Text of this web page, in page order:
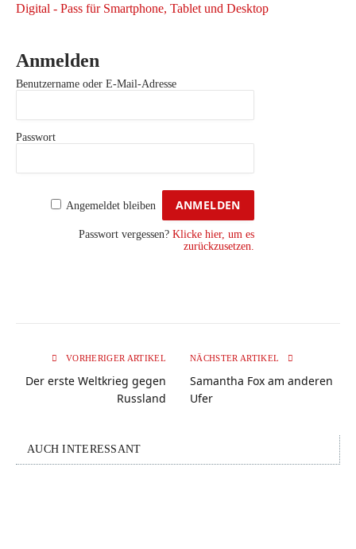
Digital - Pass für Smartphone, Tablet und Desktop
Anmelden
Benutzername oder E-Mail-Adresse
Passwort
Angemeldet bleiben
Passwort vergessen? Klicke hier, um es
zurückzusetzen.
VORHERIGER ARTIKEL
Der erste Weltkrieg gegen
Russland
NÄCHSTER ARTIKEL
Samantha Fox am anderen
Ufer
AUCH INTERESSANT